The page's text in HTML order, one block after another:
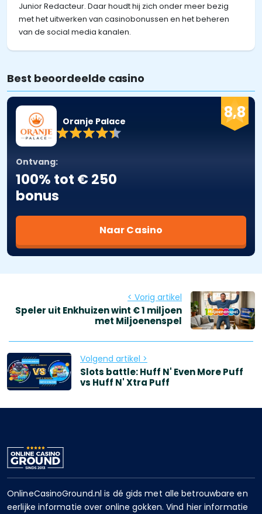
Junior Redacteur. Daar houdt hij zich onder meer bezig
met het uitwerken van casinobonussen en het beheren
van de social media kanalen.
Best beoordeelde casino
8,8
Oranje Palace
Ontvang:
100% tot € 250
bonus
Naar Casino
< Vorig artikel
Speler uit Enkhuizen wint € 1 miljoen
met Miljoenenspel
Volgend artikel >
Slots battle: Huff N' Even More Puff
vs Huff N' Xtra Puff
OnlineCasinoGround.nl is dé gids met alle betrouwbare en
eerlijke informatie over online gokken. Vind hier informatie